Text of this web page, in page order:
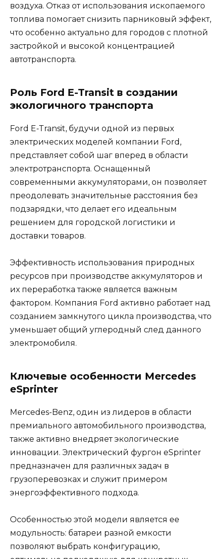
воздуха. Отказ от использования ископаемого
топлива помогает снизить парниковый эффект,
что особенно актуально для городов с плотной
застройкой и высокой концентрацией
автотранспорта.
Роль Ford E-Transit в создании
экологичного транспорта
Ford E-Transit, будучи одной из первых
электрических моделей компании Ford,
представляет собой шаг вперед в области
электротранспорта. Оснащенный
современными аккумуляторами, он позволяет
преодолевать значительные расстояния без
подзарядки, что делает его идеальным
решением для городской логистики и
доставки товаров.
Эффективность использования природных
ресурсов при производстве аккумуляторов и
их переработка также является важным
фактором. Компания Ford активно работает над
созданием замкнутого цикла производства, что
уменьшает общий углеродный след данного
электромобиля.
Ключевые особенности Mercedes
eSprinter
Mercedes-Benz, один из лидеров в области
премиального автомобильного производства,
также активно внедряет экологические
инновации. Электрический фургон eSprinter
предназначен для различных задач в
грузоперевозках и служит примером
энергоэффективного подхода.
Особенностью этой модели является ее
модульность: батареи разной емкости
позволяют выбрать конфигурацию,